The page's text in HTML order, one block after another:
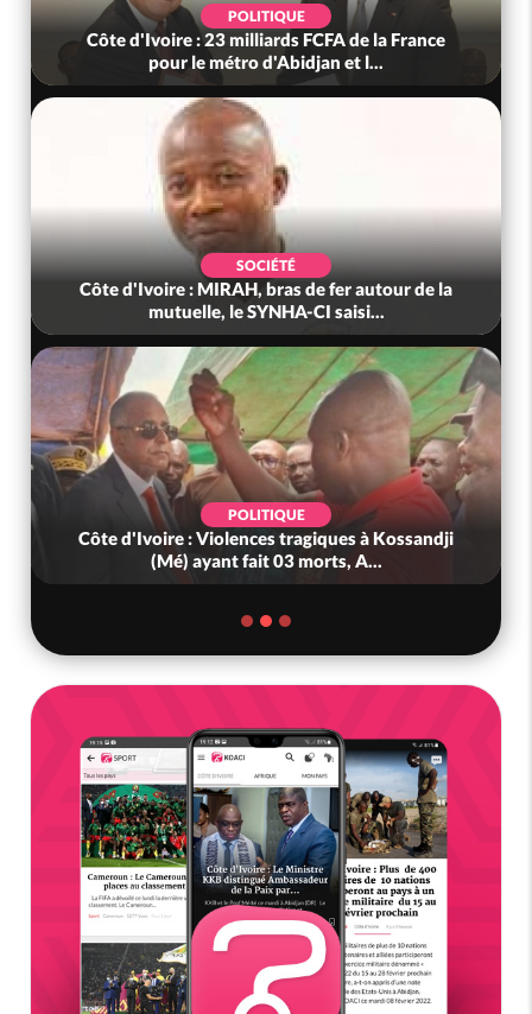
POLITIQUE
Côte d'Ivoire : 23 milliards FCFA de la France
pour le métro d'Abidjan et l...
SOCIÉTÉ
Côte d'Ivoire : MIRAH, bras de fer autour de la
mutuelle, le SYNHA-CI saisi...
POLITIQUE
Côte d'Ivoire : Violences tragiques à Kossandji
(Mé) ayant fait 03 morts, A...